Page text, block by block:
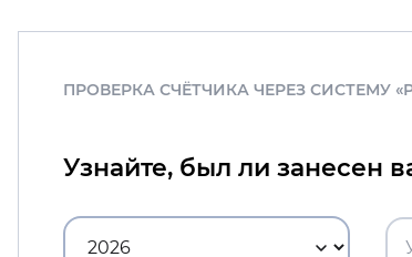
ПРОВЕРКА СЧЁТЧИКА ЧЕРЕЗ СИСТЕМУ
Узнайте, был ли занесен